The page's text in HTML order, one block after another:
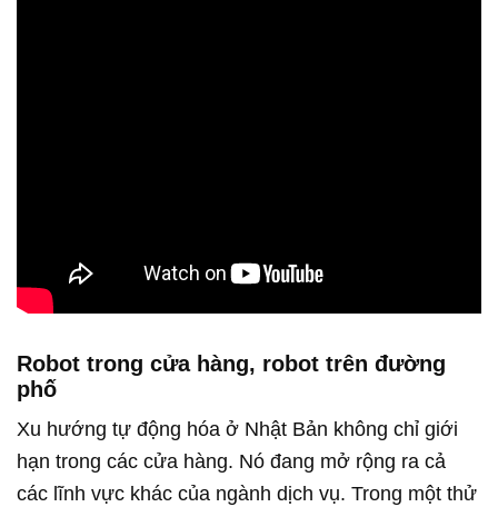
Robot trong cửa hàng, robot trên đường
phố
Xu hướng tự động hóa ở Nhật Bản không chỉ giới
hạn trong các cửa hàng. Nó đang mở rộng ra cả
các lĩnh vực khác của ngành dịch vụ. Trong một thử